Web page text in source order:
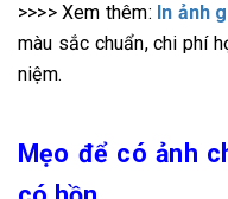
>>>> Xem thêm: In ảnh
màu sắc chuẩn, chi phí
niệm.
Mẹo để có ảnh